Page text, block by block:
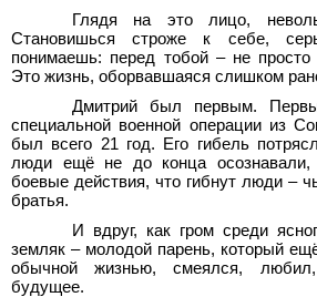
Глядя на это лицо,
Становишься строже к себе,
понимаешь: перед тобой – не просто
Это жизнь, оборвавшаяся слишком
Дмитрий был первым.
специальной военной операции из
был всего 21 год. Его гибель
люди ещё не до конца осознавали,
боевые действия, что гибнут люди –
братья.
И вдруг, как гром среди
земляк – молодой парень, который
обычной жизнью, смеялся,
будущее.